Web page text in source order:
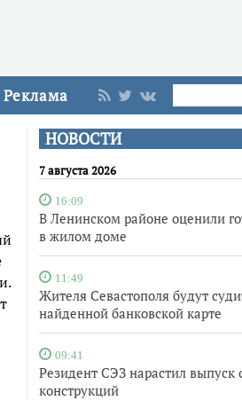
Реклама
НОВОСТИ
7 августа 2026
16:09
В Ленинском районе оценили
в жилом доме
11:49
Жителя Севастополя будут
найденной банковской карте
09:41
Резидент СЭЗ нарастил выпуск
конструкций